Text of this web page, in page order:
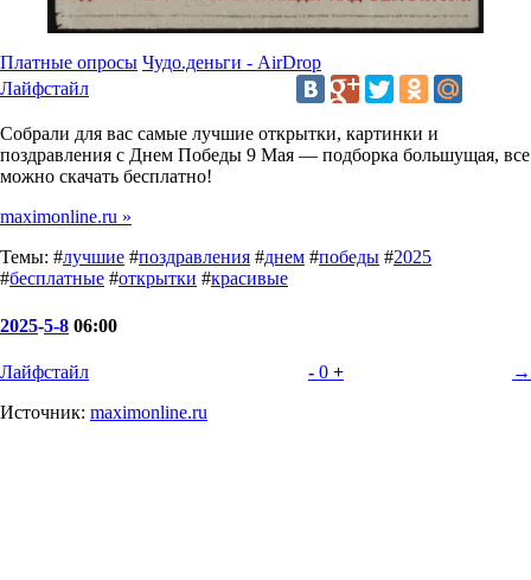
Платные опросы Чудо.деньги - AirDrop
Лайфстайл
Собрали для вас самые лучшие открытки, картинки и
поздравления с Днем Победы 9 Мая — подборка большущая, все
можно скачать бесплатно!
maximonline.ru »
Темы: #лучшие #поздравления #днем #победы #2025
#бесплатные #открытки #красивые
2025-5-8 06:00
Лайфстайл - 0 +
→
Источник: maximonline.ru